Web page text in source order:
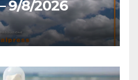
9/8/2026